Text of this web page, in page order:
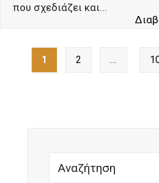
που σχεδιάζει και...
Σελιδοποίηση
άρθρων
1 2 …
Αναζήτηση